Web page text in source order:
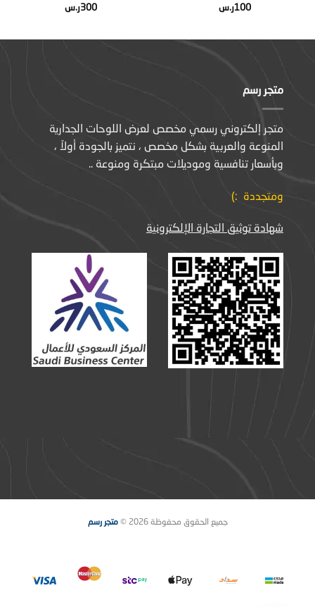
100ر.س
300ر.س
متجر رسم
متجر إلكتروني رسمي مخصص لعرض اللوحات الجدارية
المنوعة والعربية بشكل مخصص ، نتميز بالجودة أولاً ،
وبأسعار تنافسية وموديلات مبتكرة ومنوعة ..
ومتجددة :)
شهادة توثيق التجارة الإلكترونية
جميع الحقوق محفوظة 2026 © متجر رسم